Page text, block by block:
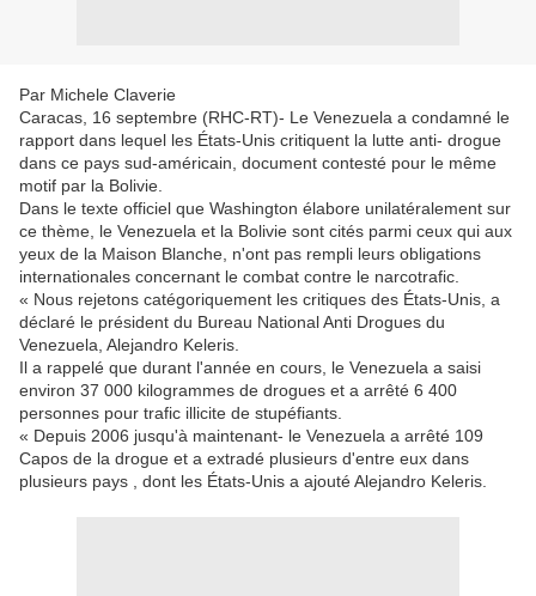
Par Michele Claverie
Caracas, 16 septembre (RHC-RT)- Le Venezuela a condamné le
rapport dans lequel les États-Unis critiquent la lutte anti- drogue
dans ce pays sud-américain, document contesté pour le même
motif par la Bolivie.
Dans le texte officiel que Washington élabore unilatéralement sur
ce thème, le Venezuela et la Bolivie sont cités parmi ceux qui aux
yeux de la Maison Blanche, n'ont pas rempli leurs obligations
internationales concernant le combat contre le narcotrafic.
« Nous rejetons catégoriquement les critiques des États-Unis, a
déclaré le président du Bureau National Anti Drogues du
Venezuela, Alejandro Keleris.
Il a rappelé que durant l'année en cours, le Venezuela a saisi
environ 37 000 kilogrammes de drogues et a arrêté 6 400
personnes pour trafic illicite de stupéfiants.
« Depuis 2006 jusqu'à maintenant- le Venezuela a arrêté 109
Capos de la drogue et a extradé plusieurs d'entre eux dans
plusieurs pays , dont les États-Unis a ajouté Alejandro Keleris.